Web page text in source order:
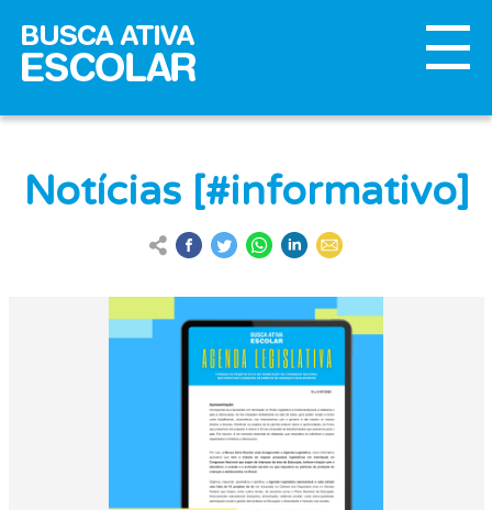
Notícias [#informativo]